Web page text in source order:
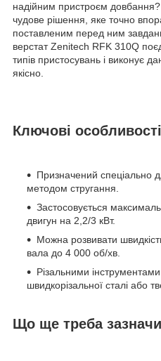
надійним пристроєм
чудове рішення, яке точно
поставленим перед ним
верстат Zenitech RFK 310Q
типів пристосувань і виконує
якісно.
Ключові особливості
Призначений спеціально
методом стругання.
Застосовується
двигун на 2,2/3 кВт.
Можна розвивати
вала до 4 000 об/хв.
Різальними
швидкорізальної сталі або
Що ще треба